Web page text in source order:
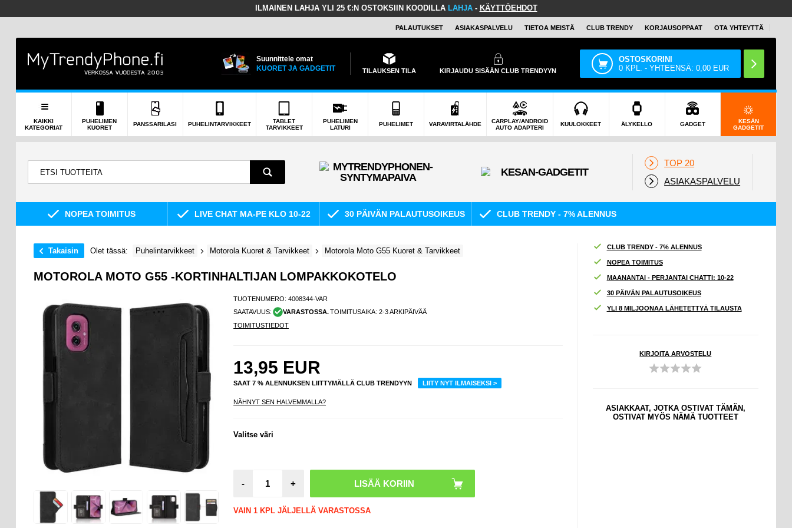
ILMAINEN LAHJA YLI 25 €:N OSTOKSIIN KOODILLA LAHJA- KÄYTTÖEHDOT
PALAUTUKSET ASIAKASPALVELU TIETOA MEISTÄ CLUB TRENDY KORJAUSOPPAAT OTA YHTEYTTÄ
Suunnittele omat
KUORET JA GADGETIT
TILAUKSEN TILA KIRJAUDU SISÄÄN CLUB TRENDYYN
OSTOSKORINI
0 KPL. - YHTEENSÄ:0,00 EUR
KAIKKI
KATEGORIAT
PUHELIMEN
KUORET
PANSSARILASI PUHELINTARVIKKEET
TABLET
TARVIKKEET
PUHELIMEN
LATURI
PUHELIMET VARAVIRTALÄHDE
CARPLAY/ANDROID
AUTO ADAPTERI
KUULOKKEET ÄLYKELLO GADGET
KESÄN
GADGETIT
TOP 20
ASIAKASPALVELU
NOPEA TOIMITUS LIVE CHAT MA-PE KLO 10-22 30 PÄIVÄN PALAUTUSOIKEUS CLUB TRENDY - 7% ALENNUS
Takaisin Olet tässä: Puhelintarvikkeet Motorola Kuoret & Tarvikkeet Motorola Moto G55 Kuoret & Tarvikkeet
MOTOROLA MOTO G55 -KORTINHALTIJAN LOMPAKKOKOTELO
TUOTENUMERO:4008344-VAR
SAATAVUUS:
VARASTOSSA.TOIMITUSAIKA: 2-3 ARKIPÄIVÄÄ
TOIMITUSTIEDOT
13,95 EUR
SAAT 7 % ALENNUKSEN LIITTYMÄLLÄ CLUB TRENDYYN LIITY NYT ILMAISEKSI >
NÄHNYT SEN HALVEMMALLA?
Valitse väri
- +
VAIN 1 KPL JÄLJELLÄ VARASTOSSA
CLUB TRENDY - 7% ALENNUS
NOPEA TOIMITUS
MAANANTAI - PERJANTAI CHATTI: 10-22
30 PÄIVÄN PALAUTUSOIKEUS
YLI 8 MILJOONAA LÄHETETTYÄ TILAUSTA
KIRJOITA ARVOSTELU
ASIAKKAAT, JOTKA OSTIVAT TÄMÄN,
OSTIVAT MYÖS NÄMÄ TUOTTEET